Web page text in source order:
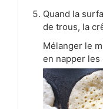
Quand la
de trous, la
Mélanger le
en napper les